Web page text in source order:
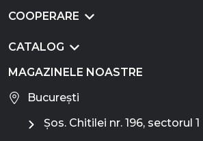
COOPERARE
CATALOG
MAGAZINELE NOASTRE
București
Șos. Chitilei nr. 196, sectorul 1